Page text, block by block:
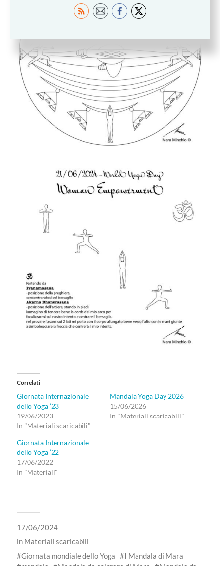
Correlati
Giornata Internazionale
dello Yoga ’23
19/06/2023
In "Materiali scaricabili"
Mandala Yoga Day 2026
15/06/2026
In "Materiali scaricabili"
Giornata Internazionale
dello Yoga ’22
17/06/2022
In "Materiali"
17/06/2024
in Materiali scaricabili
Giornata mondiale dello Yoga
I Mandala di Mara